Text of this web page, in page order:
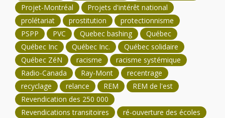
Projet-Montréal
Projets d'intérêt national
prolétariat
prostitution
protectionnisme
PSPP
PVC Quebec bashing
Québec
Québec Inc
Québec Inc.
Québec solidaire
Québec ZéN
racisme
racisme systémique
Radio-Canada
Ray-Mont
recentrage
recyclage
relance REM
REM de l'est
Revendication des 250 000
Revendications transitoires
ré-ouverture des écoles